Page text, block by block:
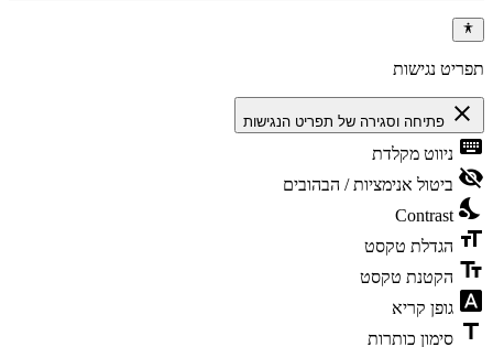
תפריט נגישות
close פתיחה וסגירה של תפריט הנגישות
keyboard ניווט מקלדת
visibility_off ביטול אנימציות / הבהובים
nights_stay
Contrast
format_size הגדלת טקסט
text_fields הקטנת טקסט
font_download גופן קריא
title סימון כותרות